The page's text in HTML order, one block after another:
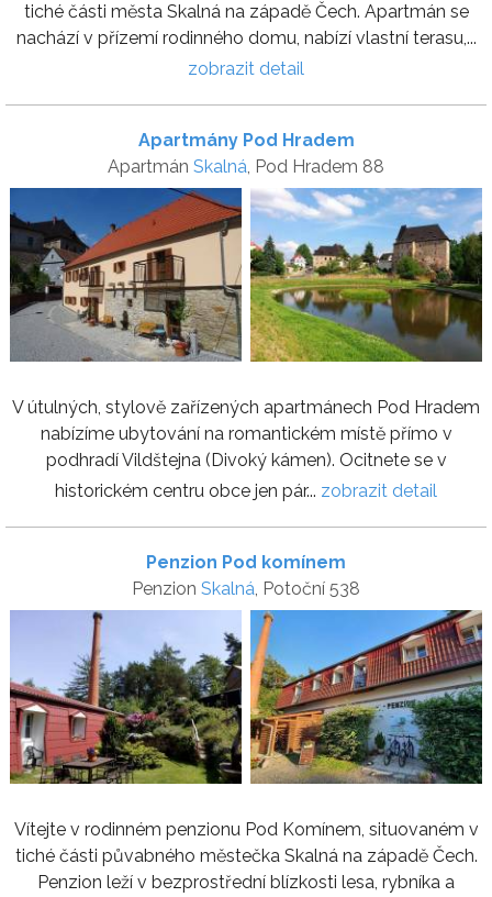
tiché části města Skalná na západě Čech. Apartmán se
nachází v přízemí rodinného domu, nabízí vlastní terasu,...
zobrazit detail
Apartmány Pod Hradem
Apartmán Skalná, Pod Hradem 88
V útulných, stylově zařízených apartmánech Pod Hradem
nabízíme ubytování na romantickém místě přímo v
podhradí Vildštejna (Divoký kámen). Ocitnete se v
historickém centru obce jen pár... zobrazit detail
Penzion Pod komínem
Penzion Skalná, Potoční 538
Vítejte v rodinném penzionu Pod Komínem, situovaném v
tiché části půvabného městečka Skalná na západě Čech.
Penzion leží v bezprostřední blízkosti lesa, rybníka a